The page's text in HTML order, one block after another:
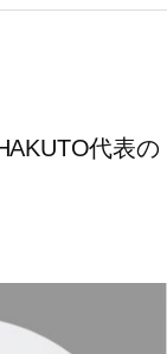
代表の